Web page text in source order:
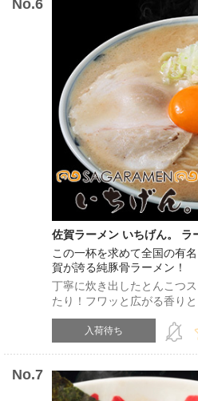
佐賀ラーメン いちげん。 ラ
この一杯を求めて全国の有
賀が誇る純豚骨ラーメン！
丁寧に炊き出したとんこつ
たり！フワッと広がる香り
溢れる、佐賀ラーメンを堪能
入荷待ち